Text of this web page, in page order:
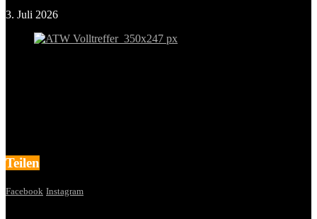
3. Juli 2026
Teilen
Facebook Instagram